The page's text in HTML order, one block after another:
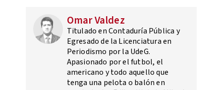
Omar Valdez
Titulado en Contaduría Pública y
Egresado de la Licenciatura en
Periodismo por la UdeG.
Apasionado por el futbol, el
americano y todo aquello que
tenga una pelota o balón en